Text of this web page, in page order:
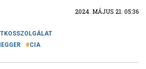
2024. MÁJUS 21. 05:36
CIA